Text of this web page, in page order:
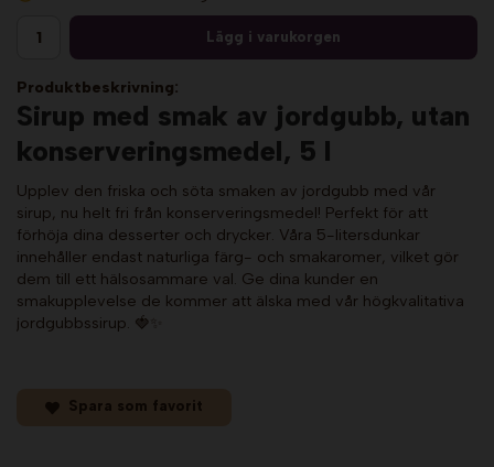
Lägg i varukorgen
Produktbeskrivning:
Sirup med smak av jordgubb, utan
konserveringsmedel, 5 l
Upplev den friska och söta smaken av jordgubb med vår
sirup, nu helt fri från konserveringsmedel! Perfekt för att
förhöja dina desserter och drycker. Våra 5-litersdunkar
innehåller endast naturliga färg- och smakaromer, vilket gör
dem till ett hälsosammare val. Ge dina kunder en
smakupplevelse de kommer att älska med vår högkvalitativa
jordgubbssirup. 🍓✨
Spara som favorit